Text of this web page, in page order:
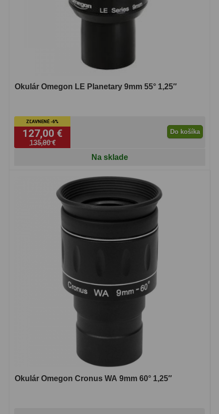
Okulár Omegon LE Planetary 9mm 55° 1,25″
ZĽAVNENÉ -6%
127,00 €
135,80 €
Do košíka
Na sklade
Okulár Omegon Cronus WA 9mm 60° 1,25″